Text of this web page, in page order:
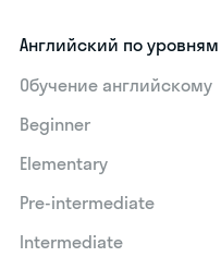
Английский по уровням
Обучение английскому
Beginner
Elementary
Pre-intermediate
Intermediate